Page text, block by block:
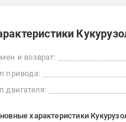
и возврат:
привода:
двигателя:
характеристики